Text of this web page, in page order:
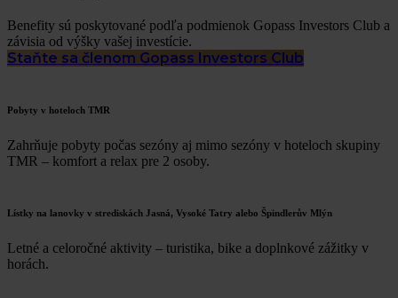
Benefity sú poskytované podľa podmienok Gopass Investors Club a
závisia od výšky vašej investície.
Staňte sa členom Gopass Investors Club
Pobyty v hoteloch TMR
Zahrňuje pobyty počas sezóny aj mimo sezóny v hoteloch skupiny
TMR – komfort a relax pre 2 osoby.
Lístky na lanovky v strediskách Jasná, Vysoké Tatry alebo Špindlerův Mlýn
Letné a celoročné aktivity – turistika, bike a doplnkové zážitky v
horách.